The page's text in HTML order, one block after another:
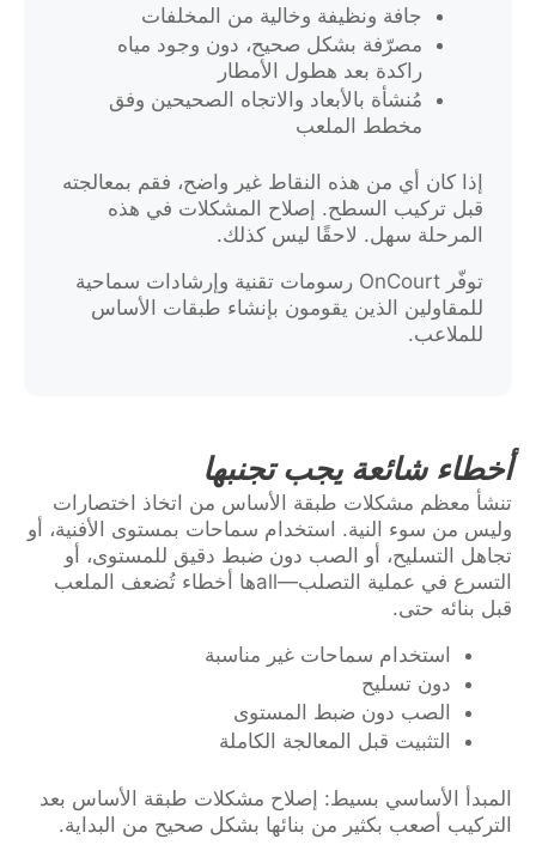
جافة ونظيفة وخالية من المخلفات
مصرّفة بشكل صحيح، دون وجود مياه
راكدة بعد هطول الأمطار
مُنشأة بالأبعاد والاتجاه الصحيحين وفق
مخطط الملعب
إذا كان أي من هذه النقاط غير واضح، فقم بمعالجته
قبل تركيب السطح. إصلاح المشكلات في هذه
المرحلة سهل. لاحقًا ليس كذلك.
توفّر OnCourt رسومات تقنية وإرشادات سماحية
للمقاولين الذين يقومون بإنشاء طبقات الأساس
للملاعب.
أخطاء شائعة يجب تجنبها
تنشأ معظم مشكلات طبقة الأساس من اتخاذ اختصارات
وليس من سوء النية. استخدام سماحات بمستوى الأفنية، أو
تجاهل التسليح، أو الصب دون ضبط دقيق للمستوى، أو
التسرع في عملية التصلب—allها أخطاء تُضعف الملعب
قبل بنائه حتى.
استخدام سماحات غير مناسبة
دون تسليح
الصب دون ضبط المستوى
التثبيت قبل المعالجة الكاملة
المبدأ الأساسي بسيط: إصلاح مشكلات طبقة الأساس بعد
التركيب أصعب بكثير من بنائها بشكل صحيح من البداية.